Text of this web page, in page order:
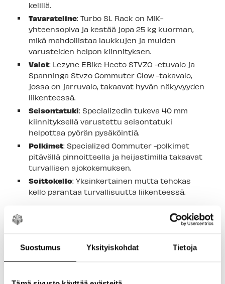
Suostumus Yksityiskohdat Tietoja
kelillä.
Tavarateline: Turbo SL Rack on MIK-
yhteensopiva ja kestää jopa 25 kg kuorman,
mikä mahdollistaa laukkujen ja muiden
varusteiden helpon kiinnityksen.
Valot: Lezyne EBike Hecto STVZO -etuvalo ja
Spanninga Stvzo Commuter Glow -takavalo,
jossa on jarruvalo, takaavat hyvän näkyvyyden
liikenteessä.
Seisontatuki: Specializedin tukeva 40 mm
kiinnityksellä varustettu seisontatuki
helpottaa pyörän pysäköintiä.
Polkimet: Specialized Commuter -polkimet
pitävällä pinnoitteella ja heijastimilla takaavat
turvallisen ajokokemuksen.
Soittokello: Yksinkertainen mutta tehokas
kello parantaa turvallisuutta liikenteessä.
MasterMind-järjestelmä integroituu Specialized-
optimoida akun käyttöä ja seurata ajoa. Turbo
System Lock -ominaisuus mahdollistaa moottorin